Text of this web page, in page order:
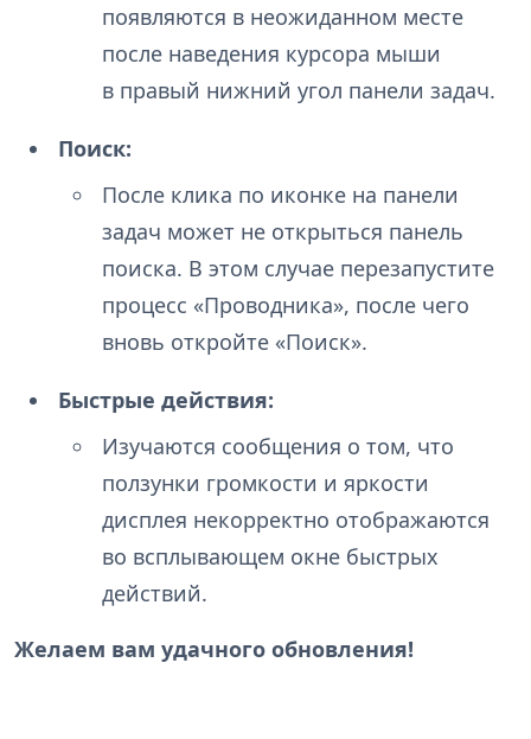
появляются в неожиданном месте
после наведения курсора мыши
в правый нижний угол панели задач.
Поиск:
После клика по иконке на панели
задач может не открыться панель
поиска. В этом случае перезапустите
процесс «Проводника», после чего
вновь откройте «Поиск».
Быстрые действия:
Изучаются сообщения о том, что
ползунки громкости и яркости
дисплея некорректно отображаются
во всплывающем окне быстрых
действий.
Желаем вам удачного обновления!